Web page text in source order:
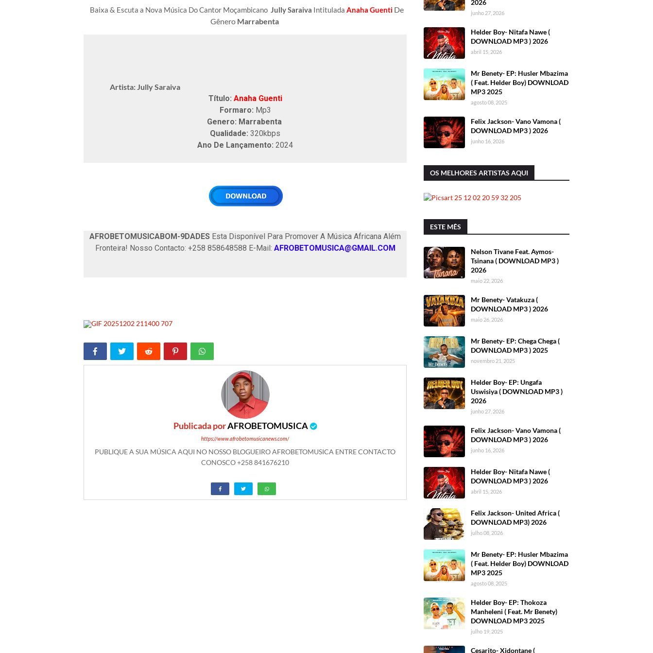
Baixa & Escuta a Nova Música Do Cantor MoçambicanoJully Saraiva Intitulada Anaha Guenti De
GêneroMarrabenta
Artista: Jully Saraiva
Título: Anaha Guenti
Formaro: Mp3
Genero: Marrabenta
Qualidade: 320kbps
Ano De Lançamento: 2024
AFROBETOMUSICABOM-9DADES Esta Disponível Para Promover A Música Africana Além
Fronteira! Nosso Contacto: +258 858648588 E-Mail: AFROBETOMUSICA@GMAIL.COM
Publicada porAFROBETOMUSICA
https://www.afrobetomusicanews.com/
PUBLIQUE A SUA MÚSICA AQUI NO NOSSO BLOGUEIRO AFROBETOMUSICA ENTRE CONTACTO
CONOSCO +258 841676210
2026
junho 27, 2026
Helder Boy- Nitafa Nawe (
DOWNLOAD MP3 ) 2026
abril 15, 2026
Mr Benety- EP: Husler Mbazima
( Feat. Helder Boy) DOWNLOAD
MP3 2025
agosto 08, 2025
Felix Jackson- Vano Vamona (
DOWNLOAD MP3 ) 2026
junho 16, 2026
OS MELHORES ARTISTAS AQUI
ESTE MÊS
Nelson Tivane Feat. Aymos-
Tsinana ( DOWNLOAD MP3 )
2026
maio 22, 2026
Mr Benety- Vatakuza (
DOWNLOAD MP3 ) 2026
maio 26, 2026
Mr Benety- EP: Chega Chega (
DOWNLOAD MP3 ) 2025
novembro 21, 2025
Helder Boy- EP: Ungafa
Uswisiya ( DOWNLOAD MP3 )
2026
junho 27, 2026
Felix Jackson- Vano Vamona (
DOWNLOAD MP3 ) 2026
junho 16, 2026
Helder Boy- Nitafa Nawe (
DOWNLOAD MP3 ) 2026
abril 15, 2026
Felix Jackson- United Africa (
DOWNLOAD MP3) 2026
julho 08, 2026
Mr Benety- EP: Husler Mbazima
( Feat. Helder Boy) DOWNLOAD
MP3 2025
agosto 08, 2025
Helder Boy- EP: Thokoza
Manheleni ( Feat. Mr Benety)
DOWNLOAD MP3 2025
julho 19, 2025
Cesarito- Xidontane (